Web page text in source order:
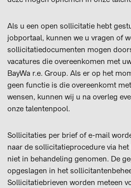
Als u een open sollicitatie hebt
jobportaal, kunnen we u vragen of
sollicitatiedocumenten mogen
vacatures die overeenkomen met
BayWa r.e. Group. Als er op het
geen functie is die overeenkomt
wensen, kunnen wij u na overleg
onze talentenpool.
Sollicitaties per brief of e-mail
naar de sollicitatieprocedure via
niet in behandeling genomen. De
opgeslagen in het
Sollicitatiebrieven worden meteen